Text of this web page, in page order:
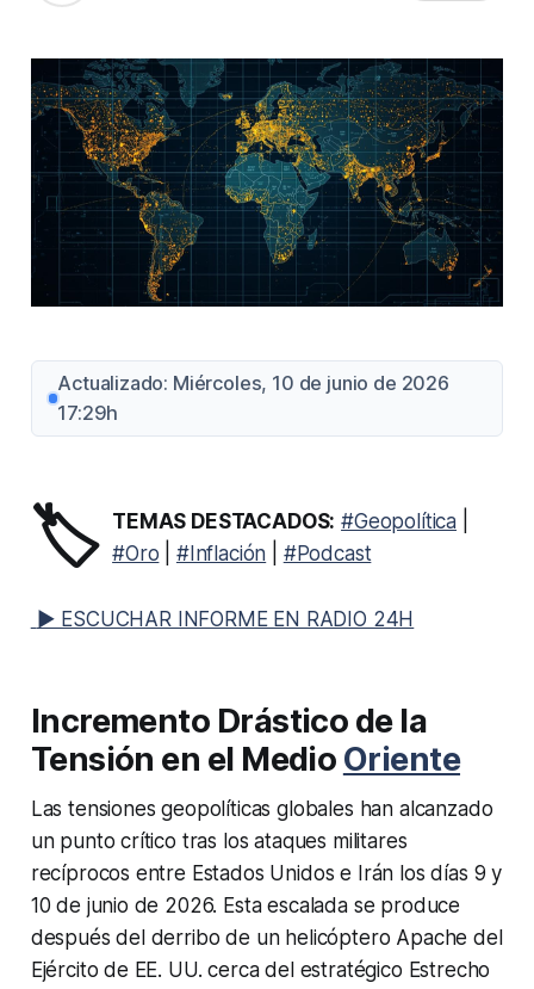
Actualizado: Miércoles, 10 de junio de 2026
17:29h
🏷️ TEMAS DESTACADOS: #Geopolítica
#Oro
#Inflación #Podcast
▶ ESCUCHAR INFORME EN RADIO 24H
Incremento Drástico de la
Tensión en el Medio Oriente
Las tensiones geopolíticas globales han alcanzado
un punto crítico tras los ataques militares
recíprocos entre Estados Unidos e Irán los días 9 y
10 de junio de 2026. Esta escalada se produce
después del derribo de un helicóptero Apache del
Ejército de EE. UU. cerca del estratégico Estrecho